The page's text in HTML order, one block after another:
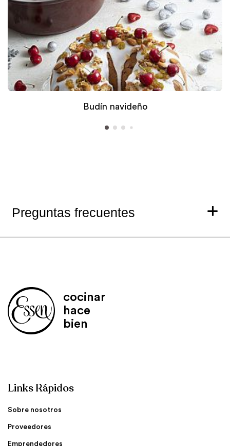
Budín navideño
Preguntas frecuentes
cocinar
hace
bien
Links Rápidos
Sobre nosotros
Proveedores
Emprendedores